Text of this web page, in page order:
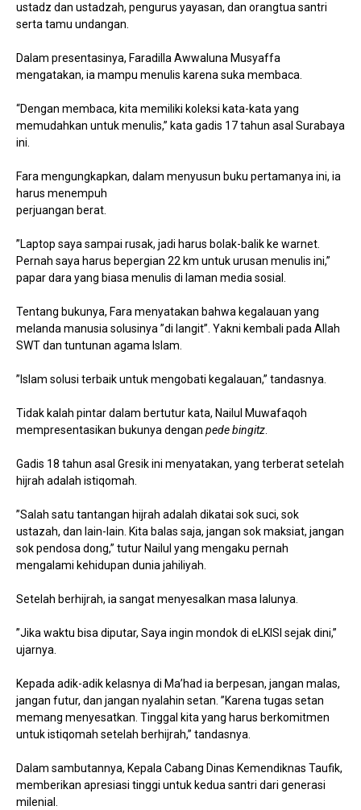
ustadz dan ustadzah, pengurus yayasan, dan orangtua santri
serta tamu undangan.
Dalam presentasinya, Faradilla Awwaluna Musyaffa
mengatakan, ia mampu menulis karena suka membaca.
“Dengan membaca, kita memiliki koleksi kata-kata yang
memudahkan untuk menulis,” kata gadis 17 tahun asal Surabaya
ini.
Fara mengungkapkan, dalam menyusun buku pertamanya ini, ia
harus menempuh
perjuangan berat.
”Laptop saya sampai rusak, jadi harus bolak-balik ke warnet.
Pernah saya harus bepergian 22 km untuk urusan menulis ini,”
papar dara yang biasa menulis di laman media sosial.
Tentang bukunya, Fara menyatakan bahwa kegalauan yang
melanda manusia solusinya ”di langit”. Yakni kembali pada Allah
SWT dan tuntunan agama Islam.
”Islam solusi terbaik untuk mengobati kegalauan,” tandasnya.
Tidak kalah pintar dalam bertutur kata, Nailul Muwafaqoh
mempresentasikan bukunya dengan pede bingitz.
Gadis 18 tahun asal Gresik ini menyatakan, yang terberat setelah
hijrah adalah istiqomah.
”Salah satu tantangan hijrah adalah dikatai sok suci, sok
ustazah, dan lain-lain. Kita balas saja, jangan sok maksiat, jangan
sok pendosa dong,” tutur Nailul yang mengaku pernah
mengalami kehidupan dunia jahiliyah.
Setelah berhijrah, ia sangat menyesalkan masa lalunya.
”Jika waktu bisa diputar, Saya ingin mondok di eLKISI sejak dini,”
ujarnya.
Kepada adik-adik kelasnya di Ma’had ia berpesan, jangan malas,
jangan futur, dan jangan nyalahin setan. ”Karena tugas setan
memang menyesatkan. Tinggal kita yang harus berkomitmen
untuk istiqomah setelah berhijrah,” tandasnya.
Dalam sambutannya, Kepala Cabang Dinas Kemendiknas Taufik,
memberikan apresiasi tinggi untuk kedua santri dari generasi
milenial.